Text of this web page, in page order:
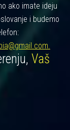
ako imate ideju
i budemo
Vaš